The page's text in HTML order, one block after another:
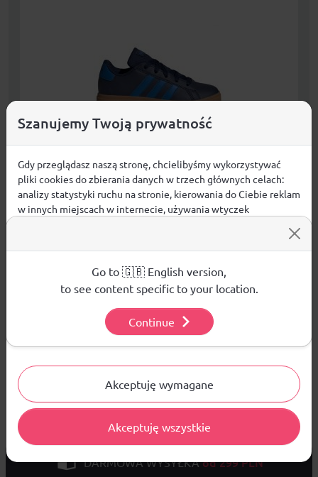
Buty adidas Grand Court Lifestyle Tennis Lace-
Up Jr JS4344
Dzieci
DARMOWA DOSTAWA JUŻ OD 299,00 zł
DARMOWA WYSYŁKAod 299 PLN
Szanujemy Twoją prywatność
Gdy przeglądasz naszą stronę, chcielibyśmy wykorzystywać
pliki cookies do zbierania danych w trzech głównych celach:
analizy statystyki ruchu na stronie, kierowania do Ciebie reklam
w innych miejscach w internecie, używania wtyczek
używanych plików cookies.
Aby dowiedzieć się więcej o plikach cookie i tym, jak
wykorzystujemy Twoje dane, odwiedź naszą Polityką
Akceptuję wymagane
Akceptuję wszystkie
Go to 🇬🇧 English version,
to see content specific to your location.
Continue